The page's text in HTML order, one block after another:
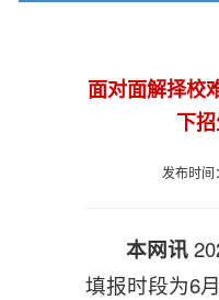
面对面解择校
下
发布时间
本网讯
填报时段为6